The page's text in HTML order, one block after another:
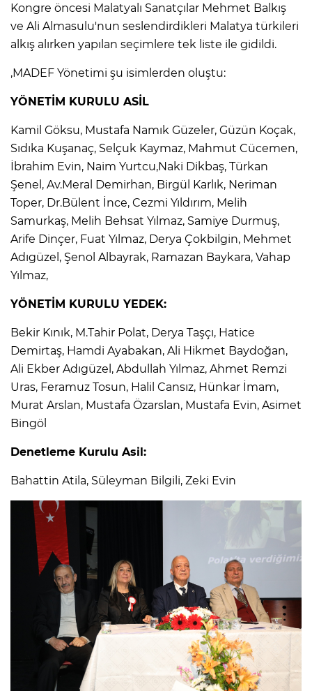
Kongre öncesi Malatyalı Sanatçılar Mehmet Balkış
ve Ali Almasulu'nun seslendirdikleri Malatya türkileri
alkış alırken yapılan seçimlere tek liste ile gidildi.
,MADEF Yönetimi şu isimlerden oluştu:
YÖNETİM KURULU ASİL
Kamil Göksu, Mustafa Namık Güzeler, Güzün Koçak,
Sıdıka Kuşanaç, Selçuk Kaymaz, Mahmut Cücemen,
İbrahim Evin, Naim Yurtcu,Naki Dikbaş, Türkan
Şenel, Av.Meral Demirhan, Birgül Karlık, Neriman
Toper, Dr.Bülent İnce, Cezmi Yıldırım, Melih
Samurkaş, Melih Behsat Yılmaz, Samiye Durmuş,
Arife Dinçer, Fuat Yılmaz, Derya Çokbilgin, Mehmet
Adıgüzel, Şenol Albayrak, Ramazan Baykara, Vahap
Yılmaz,
YÖNETİM KURULU YEDEK:
Bekir Kınık, M.Tahir Polat, Derya Taşçı, Hatice
Demirtaş, Hamdi Ayabakan, Ali Hikmet Baydoğan,
Ali Ekber Adıgüzel, Abdullah Yılmaz, Ahmet Remzi
Uras, Feramuz Tosun, Halil Cansız, Hünkar İmam,
Murat Arslan, Mustafa Özarslan, Mustafa Evin, Asimet
Bingöl
Denetleme Kurulu Asil:
Bahattin Atila, Süleyman Bilgili, Zeki Evin